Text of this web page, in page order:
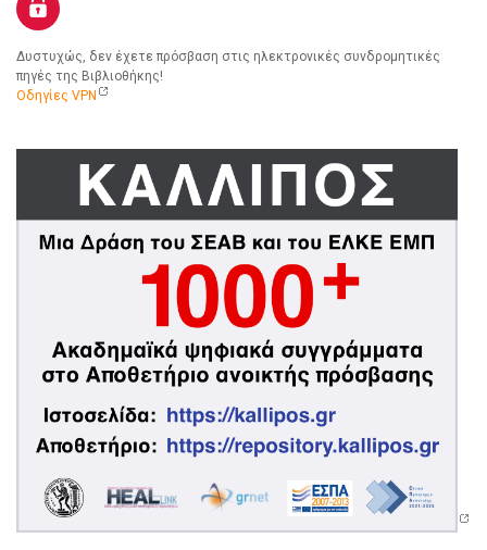
Δυστυχώς, δεν έχετε πρόσβαση στις ηλεκτρονικές συνδρομητικές
πηγές της Βιβλιοθήκης!
Οδηγίες VPN